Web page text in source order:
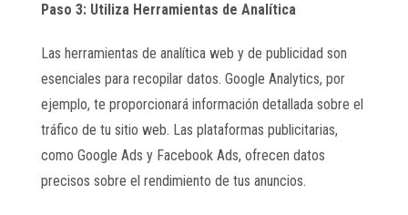
Paso 3: Utiliza Herramientas de Analítica
Las herramientas de analítica web y de publicidad son
esenciales para recopilar datos. Google Analytics, por
ejemplo, te proporcionará información detallada sobre el
tráfico de tu sitio web. Las plataformas publicitarias,
como Google Ads y Facebook Ads, ofrecen datos
precisos sobre el rendimiento de tus anuncios.